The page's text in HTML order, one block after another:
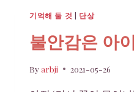
의
심
리
화
기억해 둘 것 | 단상
불안감은 아
Byarbji 2021-05-26